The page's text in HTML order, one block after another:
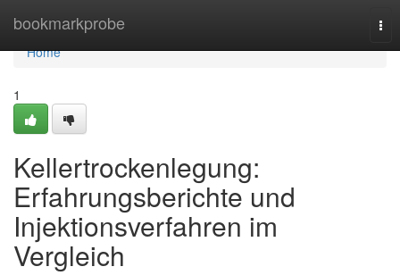
bookmarkprobe
Home
Home
1
Kellertrockenlegung:
Erfahrungsberichte und
Injektionsverfahren im
Vergleich